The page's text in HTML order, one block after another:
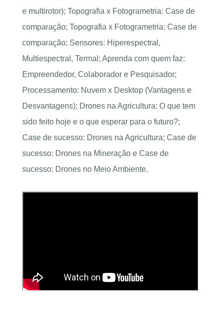
e multirotor); Topografia x Fotogrametria: Case de
comparação; Topografia x Fotogrametria: Case de
comparação; Sensores: Hiperespectral,
Multiespectral, Termal; Aprenda com quem faz:
Empreendedor, Colaborador e Pesquisador;
Processamento: Nuvem x Desktop (Vantagens e
Desvantagens); Drones na Agricultura: O que tem
sido feito hoje e o que esperar para o futuro?;
Case de sucesso: Drones na Agricultura; Case de
sucesso: Drones na Mineração e Case de
sucesso: Drones no Meio Ambiente.